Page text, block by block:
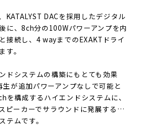
KATALYST DACを採用したデジタル
に、8ch分の100Wパワーアンプを内
接続し、4 wayまでのEXAKTドライ
す。
ドシステムの構築にもとても効果
が追加パワーアンプなしで可能と
を構成するハイエンドシステムに、
ピーカーでサラウンドに発展する…
テムです。